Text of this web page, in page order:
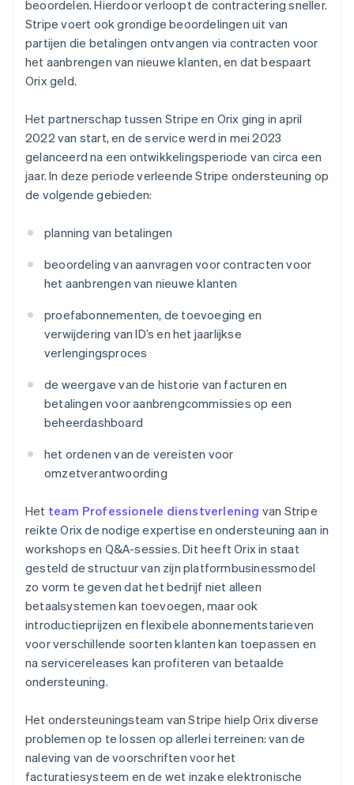
beoordelen. Hierdoor verloopt de contractering sneller.
Stripe voert ook grondige beoordelingen uit van
partijen die betalingen ontvangen via contracten voor
het aanbrengen van nieuwe klanten, en dat bespaart
Orix geld.
Het partnerschap tussen Stripe en Orix ging in april
2022 van start, en de service werd in mei 2023
gelanceerd na een ontwikkelingsperiode van circa een
jaar. In deze periode verleende Stripe ondersteuning op
de volgende gebieden:
planning van betalingen
beoordeling van aanvragen voor contracten voor
het aanbrengen van nieuwe klanten
proefabonnementen, de toevoeging en
verwijdering van ID’s en het jaarlijkse
verlengingsproces
de weergave van de historie van facturen en
betalingen voor aanbrengcommissies op een
beheerdashboard
het ordenen van de vereisten voor
omzetverantwoording
Het team Professionele dienstverlening van Stripe
reikte Orix de nodige expertise en ondersteuning aan in
workshops en Q&A-sessies. Dit heeft Orix in staat
gesteld de structuur van zijn platformbusinessmodel
zo vorm te geven dat het bedrijf niet alleen
betaalsystemen kan toevoegen, maar ook
introductieprijzen en flexibele abonnementstarieven
voor verschillende soorten klanten kan toepassen en
na servicereleases kan profiteren van betaalde
ondersteuning.
Het ondersteuningsteam van Stripe hielp Orix diverse
problemen op te lossen op allerlei terreinen: van de
naleving van de voorschriften voor het
facturatiesysteem en de wet inzake elektronische